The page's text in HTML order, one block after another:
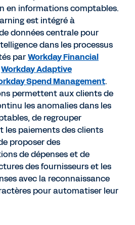
en informations comptables.
est intégré à
données centrale pour
dans les processus
parWorkday Financial
Workday Adaptive
Spend Management.
permettent aux clients de
les anomalies dans les
de regrouper
les paiements des clients
proposer des
de dépenses et de
des fournisseurs et les
avec la reconnaissance
pour automatiser leur